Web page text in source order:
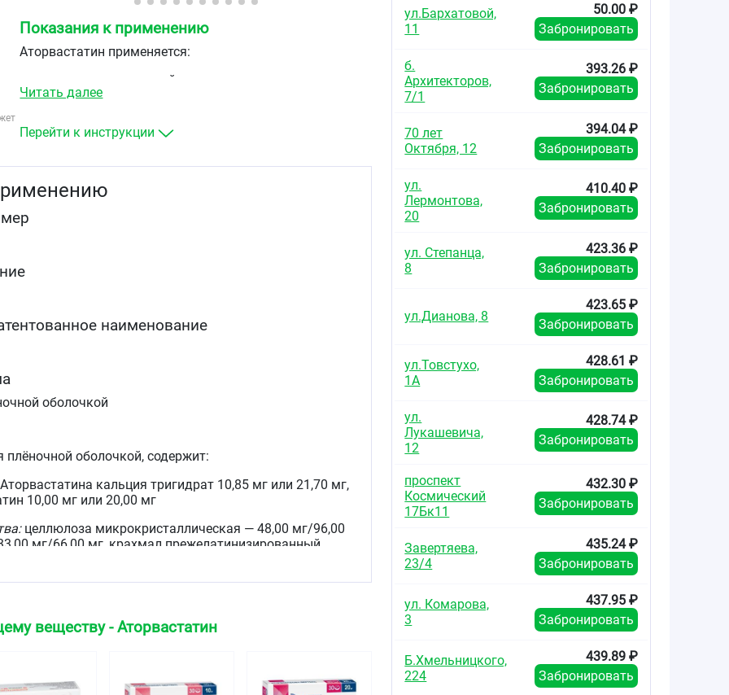
Показания к применению
Аторвастатин применяется:
в сочетании с диетой для снижения повышенных
уровней общего холестерина, холестерина/ЛПНП,
уровня холестерина ЛПВП у больных с первичной
гиперхолестеринемией, гетерозиготной семейной и
(типы IIа и IIb по Фредриксону)
семейной гиперхолестеринемией, когда
Читать далее
Перейти к инструкции
наименование
оболочкой
плёночной оболочкой, содержит:
кальция тригидрат 10,85 мг или 21,70 мг,
10,00 мг или 20,00 мг
целлюлоза микрокристаллическая — 48,00 мг/96,00
мг/66,00 мг, крахмал прежелатинизированный
лактозы моногидрат (сахар молочный) — 23,85
II (серия 85) (поливиниловый спирт — 2,40 мг/4,80
мг/3,00 мг, макрогол (полиэтиленгликоль) — 1,21
веществу - Аторвастатин
ул.Бархатовой,
11
50.00 ₽
Забронировать
б.
Архитекторов,
7/1
393.26 ₽
Забронировать
70 лет
Октября, 12
394.04 ₽
Забронировать
ул.
Лермонтова,
20
410.40 ₽
Забронировать
ул. Степанца,
8
423.36 ₽
Забронировать
ул.Дианова, 8
423.65 ₽
Забронировать
ул.Товстухо,
1А
428.61 ₽
Забронировать
ул.
Лукашевича,
12
428.74 ₽
Забронировать
проспект
Космический
17Бк11
432.30 ₽
Забронировать
Завертяева,
23/4
435.24 ₽
Забронировать
ул. Комарова,
3
437.95 ₽
Забронировать
Б.Хмельницкого,
224
439.89 ₽
Забронировать